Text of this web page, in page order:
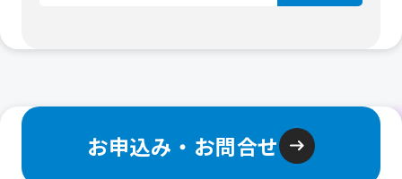
お申込み・お問合せ